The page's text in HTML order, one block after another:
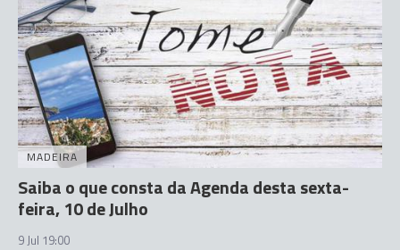
MADEIRA
Saiba o que consta da Agenda desta sexta-
feira, 10 de Julho
9 Jul 19:00